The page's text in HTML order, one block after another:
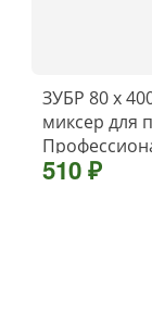
ЗУБР 80 х
миксер для
510 ₽